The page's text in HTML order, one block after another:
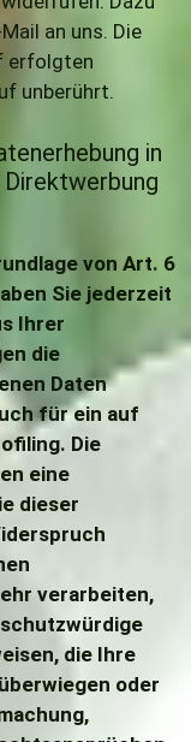
an uns. Die
erfolgten
unberührt.
in
von Art. 6
Sie jederzeit
Ihrer
die
Daten
für ein auf
Die
eine
dieser
verarbeiten,
die Ihre
oder